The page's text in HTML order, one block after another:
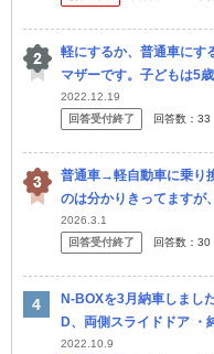
軽にするか、普通車にす
マザーです。子どもは5
っているのでそろそろ買
を...
2022.12.19
回答受付終了
回答数： 33
普通車→軽自動車に乗り
のは分かりきってますが
の後期型に乗ってます。
2026.3.1
回答受付終了
回答数： 30
N-BOXを3月納車しまし
D、両側スライドドア ・
・コーティング ・下錆コ
2022.10.9